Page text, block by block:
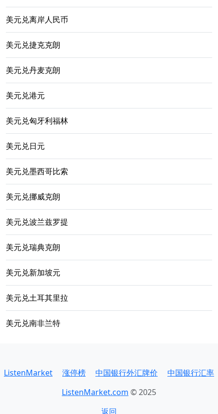
美元兑离岸人民币
美元兑捷克克朗
美元兑丹麦克朗
美元兑港元
美元兑匈牙利福林
美元兑日元
美元兑墨西哥比索
美元兑挪威克朗
美元兑波兰兹罗提
美元兑瑞典克朗
美元兑新加坡元
美元兑土耳其里拉
美元兑南非兰特
ListenMarket 涨停榜 中国银行外汇牌价
中国银行汇率
ListenMarket.com © 2025
返回